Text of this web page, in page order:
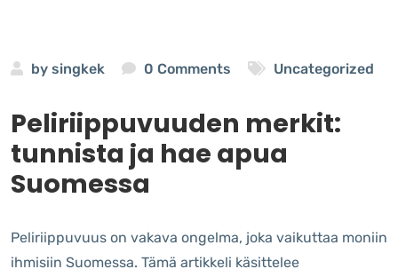
by singkek 0 Comments Uncategorized
Peliriippuvuuden merkit:
tunnista ja hae apua
Suomessa
Peliriippuvuus on vakava ongelma, joka vaikuttaa moniin
ihmisiin Suomessa. Tämä artikkeli käsittelee